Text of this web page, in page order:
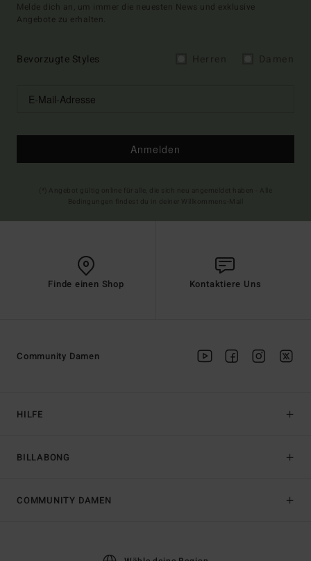
Melde dich an, um immer die neuesten News und exklusive
Angebote zu erhalten.
Bevorzugte Styles
Anmelden
Finde einen Shop Kontaktiere Uns
HILFE
BILLABONG
Community Damen
COMMUNITY DAMEN